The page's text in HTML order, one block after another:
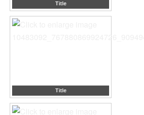
Title
Title